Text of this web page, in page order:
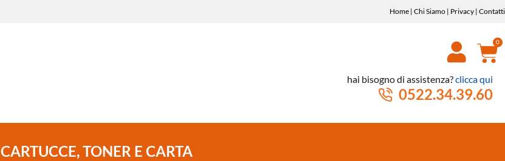
Home | Chi Siamo | Privacy | Contatti
hai bisogno di assistenza?clicca qui
0522.34.39.60
CARTUCCE, TONER E CARTA